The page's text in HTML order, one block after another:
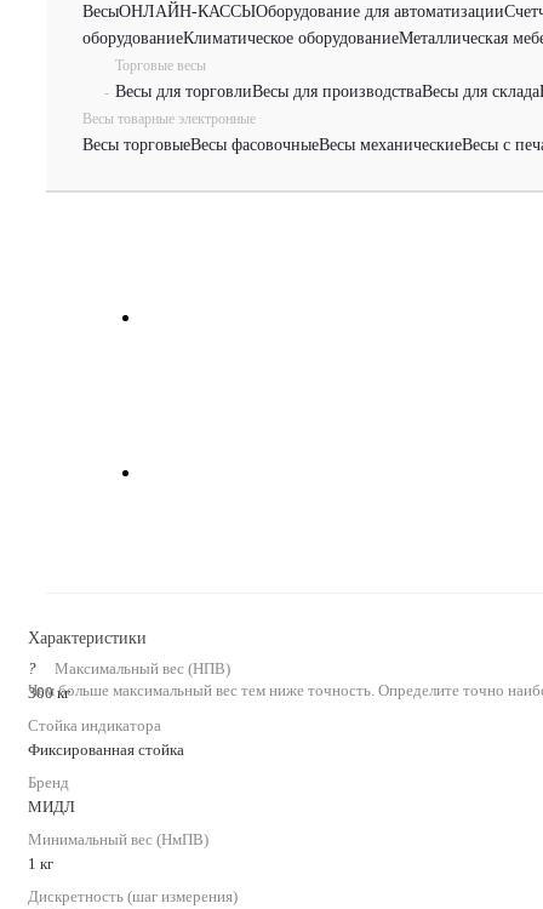
ВесыОНЛАЙН-КАССЫОборудование для автоматизации
оборудованиеКлиматическое оборудованиеМеталлическая
-
Торговые весы
Весы для торговлиВесы для производстваВесы для склада
Весы товарные электронные
Весы торговыеВесы фасовочныеВесы механическиеВесы с
Характеристики
?
Чем больше максимальный вес тем ниже точность. Определите точно
Максимальный вес (НПВ)
300 кг
Стойка индикатора
Фиксированная стойка
Бренд
МИДЛ
Минимальный вес (НмПВ)
1 кг
Дискретность (шаг измерения)